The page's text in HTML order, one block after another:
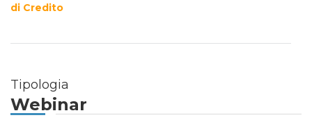
di Credito
Tipologia
Webinar